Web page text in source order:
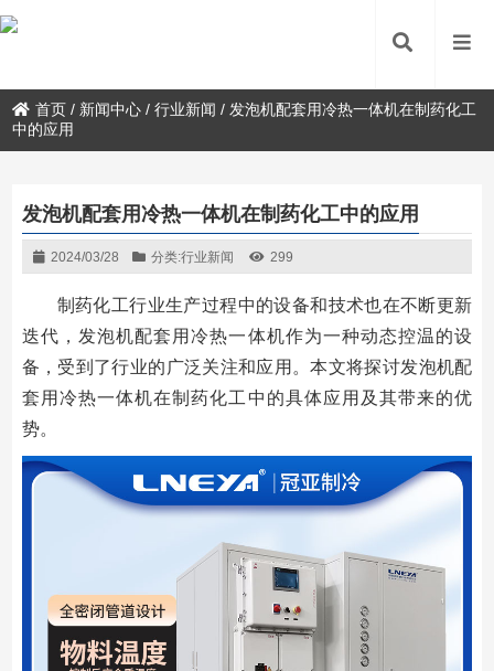
首页 / 新闻中心 /行业新闻 / 发泡机配套用冷热一体机在制药化工
中的应用
发泡机配套用冷热一体机在制药化工中的应用
2024/03/28 分类:行业新闻 299
制药化工行业生产过程中的设备和技术也在不断更新
迭代，发泡机配套用冷热一体机作为一种动态控温的设
备，受到了行业的广泛关注和应用。本文将探讨发泡机配
套用冷热一体机在制药化工中的具体应用及其带来的优
势。